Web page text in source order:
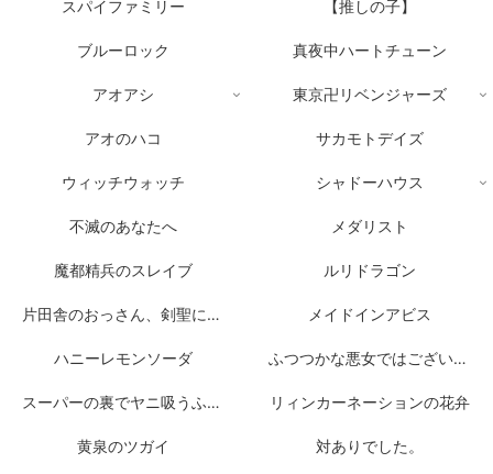
スパイファミリー 【推しの子】
ブルーロック 真夜中ハートチューン
アオアシ 東京卍リベンジャーズ
アオのハコ サカモトデイズ
ウィッチウォッチ シャドーハウス
不滅のあなたへ メダリスト
魔都精兵のスレイブ ルリドラゴン
片田舎のおっさん、剣聖になる メイドインアビス
ハニーレモンソーダ ふつつかな悪女ではございますが
スーパーの裏でヤニ吸うふたり リィンカーネーションの花弁
黄泉のツガイ 対ありでした。